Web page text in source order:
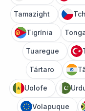
Tamazight
Tigrínia
Tuaregue
Tártaro
Uolofe
Volapuque